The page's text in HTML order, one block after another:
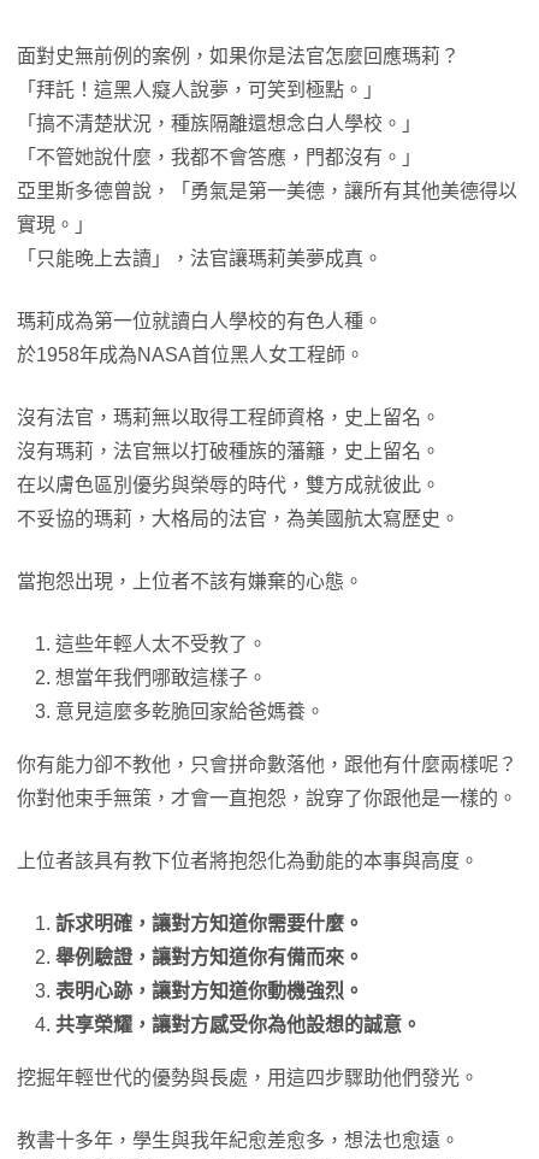
面對史無前例的案例，如果你是法官怎麼回應瑪莉？
「拜託！這黑人癡人說夢，可笑到極點。」
「搞不清楚狀況，種族隔離還想念白人學校。」
「不管她說什麼，我都不會答應，門都沒有。」
亞里斯多德曾說，「勇氣是第一美德，讓所有其他美德得以
實現。」
「只能晚上去讀」，法官讓瑪莉美夢成真。
瑪莉成為第一位就讀白人學校的有色人種。
於1958年成為NASA首位黑人女工程師。
沒有法官，瑪莉無以取得工程師資格，史上留名。
沒有瑪莉，法官無以打破種族的藩籬，史上留名。
在以膚色區別優劣與榮辱的時代，雙方成就彼此。
不妥協的瑪莉，大格局的法官，為美國航太寫歷史。
當抱怨出現，上位者不該有嫌棄的心態。
這些年輕人太不受教了。
想當年我們哪敢這樣子。
意見這麼多乾脆回家給爸媽養。
你有能力卻不教他，只會拼命數落他，跟他有什麼兩樣呢？
你對他束手無策，才會一直抱怨，說穿了你跟他是一樣的。
上位者該具有教下位者將抱怨化為動能的本事與高度。
訴求明確，讓對方知道你需要什麼。
舉例驗證，讓對方知道你有備而來。
表明心跡，讓對方知道你動機強烈。
共享榮耀，讓對方感受你為他設想的誠意。
挖掘年輕世代的優勢與長處，用這四步驟助他們發光。
教書十多年，學生與我年紀愈差愈多，想法也愈遠。